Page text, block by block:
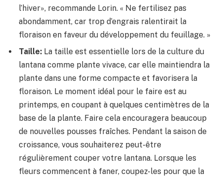
l’hiver», recommande Lorin. « Ne fertilisez pas
abondamment, car trop d’engrais ralentirait la
floraison en faveur du développement du feuillage. »
Taille: La taille est essentielle lors de la culture du
lantana comme plante vivace, car elle maintiendra la
plante dans une forme compacte et favorisera la
floraison. Le moment idéal pour le faire est au
printemps, en coupant à quelques centimètres de la
base de la plante. Faire cela encouragera beaucoup
de nouvelles pousses fraîches. Pendant la saison de
croissance, vous souhaiterez peut-être
régulièrement couper votre lantana. Lorsque les
fleurs commencent à faner, coupez-les pour que la